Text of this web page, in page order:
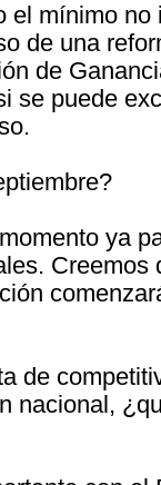
el mínimo no
de una
de
se puede
ya
Creemos
de
nacional,